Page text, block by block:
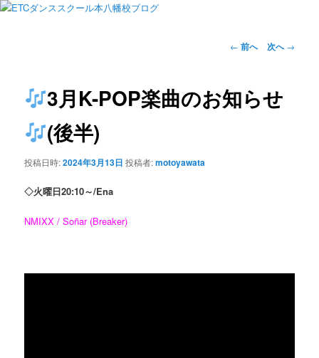
投
ビ
ゲ
← 前へ 次へ→
3月K-POP楽曲のお知らせ
(後半)
投稿日時:2024年3月13日 投稿者:motoyawata
◇火曜日20:10～/Ena
NMIXX / Soñar (Breaker)